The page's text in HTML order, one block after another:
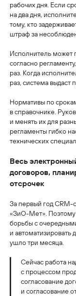
рабочих дня. Если
на два дня,
тому, кто
штраф за
Исполнитель может
согласно
раз. Когда
раз, система выдаст
Нормативы по
в справочнике.
и менять их для
регламенты гибко
технических
Весь
договоров,
отсрочек
За первый год CRM-
«ЗиО-Мет». Поэтому
борьбы с
и автоматизировать
ушло три месяца.
Сейчас работа
с процессом
согласование
и согласование